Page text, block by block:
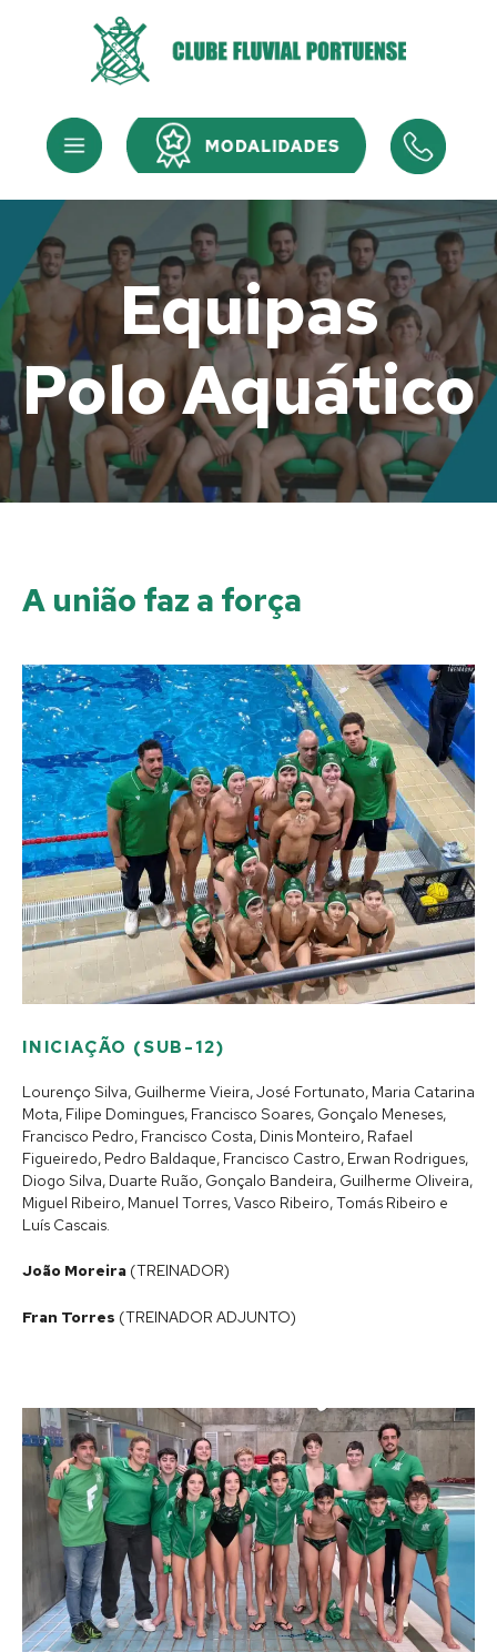
Menu Menu
Equipas
Polo Aquático
A união faz a força
INICIAÇÃO (SUB-12)
Lourenço Silva, Guilherme Vieira, José Fortunato, Maria Catarina
Mota, Filipe Domingues, Francisco Soares, Gonçalo Meneses,
Francisco Pedro, Francisco Costa, Dinis Monteiro, Rafael
Figueiredo, Pedro Baldaque, Francisco Castro, Erwan Rodrigues,
Diogo Silva, Duarte Ruão, Gonçalo Bandeira, Guilherme Oliveira,
Miguel Ribeiro, Manuel Torres, Vasco Ribeiro, Tomás Ribeiro e
Luís Cascais.
João Moreira (TREINADOR)
Fran Torres (TREINADOR ADJUNTO)